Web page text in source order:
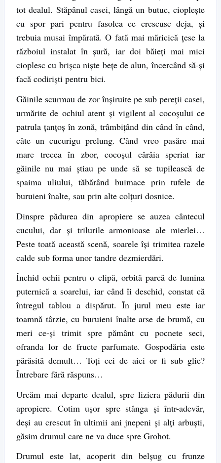
tot dealul. Stăpânul casei, lângă un butuc, cioplește
cu spor pari pentru fasolea ce crescuse deja, şi
trebuia musai împărată. O fată mai măricică ţese la
războiul instalat în şură, iar doi băieţi mai mici
cioplesc cu brişca nişte beţe de alun, încercând să-şi
facă codirişti pentru bici.
Găinile scurmau de zor înşiruite pe sub pereţii casei,
urmărite de ochiul atent şi vigilent al cocoşului ce
patrula ţanţoş în zonă, trâmbiţând din când în când,
câte un cucurigu prelung. Când vreo pasăre mai
mare trecea în zbor, cocoşul cârâia speriat iar
găinile nu mai ştiau pe unde să se tupilească de
spaima uliului, tăbărând buimace prin tufele de
buruieni înalte, sau prin alte colţuri dosnice.
Dinspre pădurea din apropiere se auzea cântecul
cucului, dar şi trilurile armonioase ale mierlei…
Peste toată această scenă, soarele îşi trimitea razele
calde sub forma unor tandre dezmierdări.
Închid ochii pentru o clipă, orbită parcă de lumina
puternică a soarelui, iar când îi deschid, constat că
întregul tablou a dispărut. În jurul meu este iar
toamnă târzie, cu buruieni înalte arse de brumă, cu
meri ce-şi trimit spre pământ cu pocnete seci,
ofranda lor de fructe parfumate. Gospodăria este
părăsită demult… Toţi cei de aici or fi sub glie?
Întrebare fără răspuns…
Urcăm mai departe dealul, spre liziera pădurii din
apropiere. Cotim uşor spre stânga şi într-adevăr,
deşi au crescut în ultimii ani jnepeni şi alţi arbuşti,
găsim drumul care ne va duce spre Grohot.
Drumul este lat, acoperit din belşug cu frunze